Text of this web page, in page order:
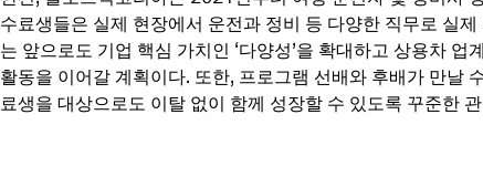
수료생들은 실제 현장에서 운전과 정비 등 다양한 직무로 실
는 앞으로도 기업 핵심 가치인 ‘다양성’을 확대하고 상용차
활동을 이어갈 계획이다. 또한, 프로그램 선배와 후배가 만날
료생을 대상으로도 이탈 없이 함께 성장할 수 있도록 꾸준한